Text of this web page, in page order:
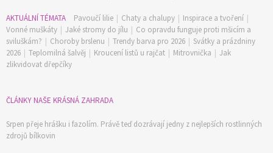
74 Kč
AKTUÁLNÍ TÉMATA Pavoučí lilie | Chaty a chalupy | Inspirace a tvoření |
Vonné muškáty | Jaké stromy do jílu | Co opravdu funguje proti mšicím a
sviluškám? | Choroby brslenu | Trendy barva pro 2026 | Svátky a prázdniny
2026 | Teplomilná šalvěj | Kroucení listů u rajčat | Mitrovnička | Jak
zlikvidovat dřepčíky
ČLÁNKY NAŠE KRÁSNÁ ZAHRADA
Srpen přeje hrášku i fazolím. Právě teď dozrávají jedny z nejlepších rostlinných
zdrojů bílkovin